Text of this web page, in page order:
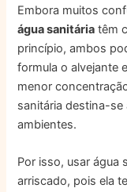
Embora muitos
água sanitária têm
princípio, ambos
formula o alvejante
menor
sanitária destina-
ambientes.
Por isso, usar água
arriscado, pois ela